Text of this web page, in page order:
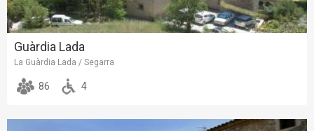
Guàrdia Lada
La Guàrdia Lada / Segarra
86 4